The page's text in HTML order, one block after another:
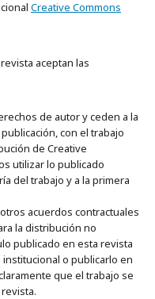
Creative Commons
aceptan las
de autor y ceden a la
con el trabajo
de Creative
utilizar lo publicado
del trabajo y a la primera
acuerdos contractuales
la distribución no
publicado en esta revista
o publicarlo en
que el trabajo se